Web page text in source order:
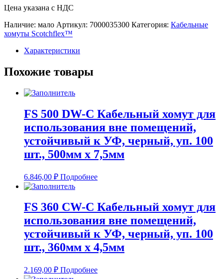
Цена указана с НДС
Наличие: мало Артикул: 7000035300 Категория: Кабельные
хомуты Scotchflex™
Характеристики
Похожие товары
FS 500 DW-C Кабельный хомут для
использования вне помещений,
устойчивый к УФ, черный, уп. 100
шт., 500мм х 7,5мм
6.846,00 ₽ Подробнее
FS 360 CW-C Кабельный хомут для
использования вне помещений,
устойчивый к УФ, черный, уп. 100
шт., 360мм х 4,5мм
2.169,00 ₽ Подробнее